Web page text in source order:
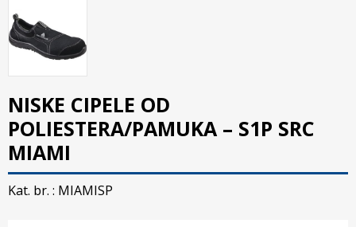
NISKE CIPELE OD
POLIESTERA/PAMUKA – S1P SRC
MIAMI
Kat. br. : MIAMISP